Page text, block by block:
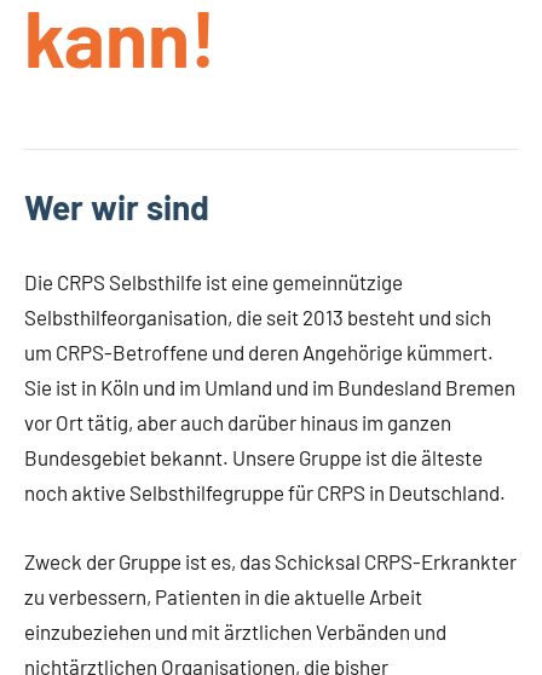
kann!
Wer wir sind
Die CRPS Selbsthilfe ist eine gemeinnützige
Selbsthilfeorganisation, die seit 2013 besteht und sich
um CRPS-Betroffene und deren Angehörige kümmert.
Sie ist in Köln und im Umland und im Bundesland Bremen
vor Ort tätig, aber auch darüber hinaus im ganzen
Bundesgebiet bekannt. Unsere Gruppe ist die älteste
noch aktive Selbsthilfegruppe für CRPS in Deutschland.
Zweck der Gruppe ist es, das Schicksal CRPS-Erkrankter
zu verbessern, Patienten in die aktuelle Arbeit
einzubeziehen und mit ärztlichen Verbänden und
nichtärztlichen Organisationen, die bisher